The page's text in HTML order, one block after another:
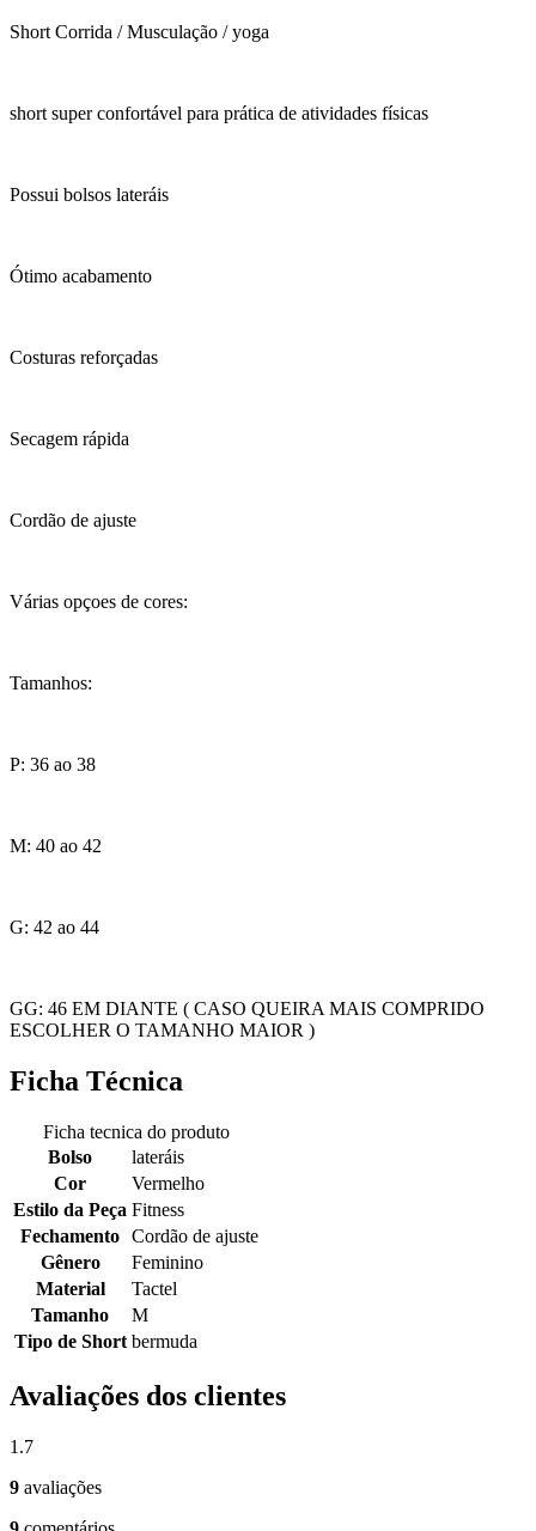
Short Corrida / Musculação / yoga
short super confortável para prática de atividades físicas
Possui bolsos lateráis
Ótimo acabamento
Costuras reforçadas
Secagem rápida
Cordão de ajuste
Várias opçoes de cores:
Tamanhos:
P: 36 ao 38
M: 40 ao 42
G: 42 ao 44
GG: 46 EM DIANTE ( CASO QUEIRA MAIS COMPRIDO
ESCOLHER O TAMANHO MAIOR )
Ficha Técnica
Ficha tecnica do produto
Bolso
lateráis
Cor
Vermelho
Estilo da Peça Fitness
Fechamento Cordão de ajuste
Gênero
Feminino
Material
Tactel
Tamanho
M
Tipo de Short bermuda
Avaliações dos clientes
1.7
9 avaliações